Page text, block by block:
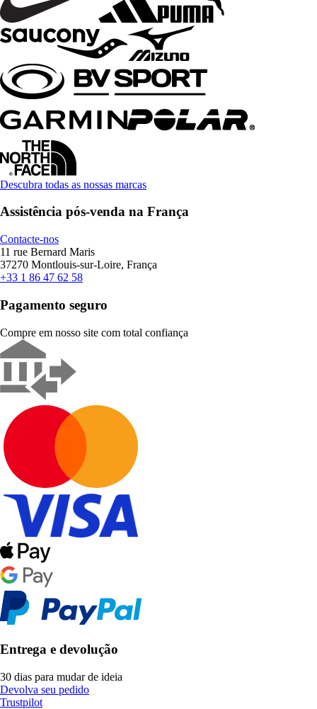
Descubra todas as nossas marcas
Assistência pós-venda na França
Contacte-nos
11 rue Bernard Maris
37270 Montlouis-sur-Loire, França
+33 1 86 47 62 58
Pagamento seguro
Compre em nosso site com total confiança
Entrega e devolução
30 dias para mudar de ideia
Devolva seu pedido
Trustpilot